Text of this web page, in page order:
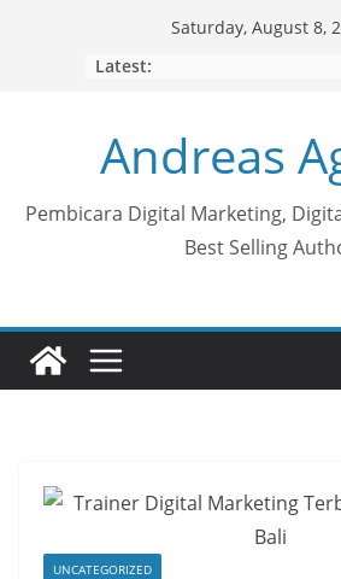
Saturday, August 8,
Latest:
Andreas
Pembicara Digital Marketing,
Best Selling
UNCATEGORIZED